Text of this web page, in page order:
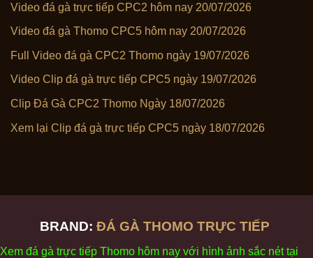
Video đá gà trực tiếp CPC2 hôm nay 20/07/2026
Video đá gà Thomo CPC5 hôm nay 20/07/2026
Full Video đá gà CPC2 Thomo ngày 19/07/2026
Video Clip đá gà trực tiếp CPC5 ngày 19/07/2026
Clip Đá Gà CPC2 Thomo Ngày 18/07/2026
Xem lại Clip đá gà trực tiếp CPC5 ngày 18/07/2026
BRAND: ĐÁ GÀ THOMO TRỰC TIẾP
Xem đá gà trực tiếp Thomo hôm nay với hình ảnh sắc néttại